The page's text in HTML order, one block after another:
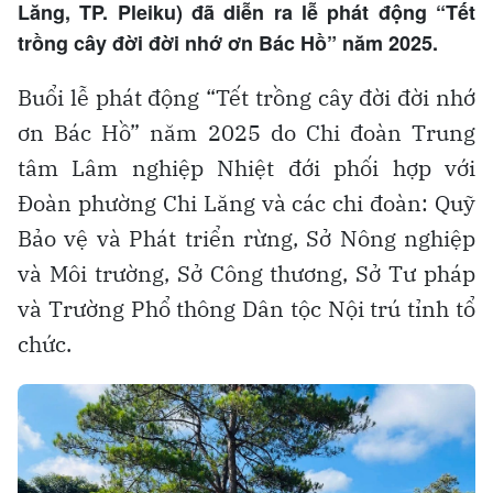
Lăng, TP. Pleiku) đã diễn ra lễ phát động “Tết
trồng cây đời đời nhớ ơn Bác Hồ” năm 2025.
Buổi lễ phát động “Tết trồng cây đời đời nhớ
ơn Bác Hồ” năm 2025 do Chi đoàn Trung
tâm Lâm nghiệp Nhiệt đới phối hợp với
Đoàn phường Chi Lăng và các chi đoàn: Quỹ
Bảo vệ và Phát triển rừng, Sở Nông nghiệp
và Môi trường, Sở Công thương, Sở Tư pháp
và Trường Phổ thông Dân tộc Nội trú tỉnh tổ
chức.